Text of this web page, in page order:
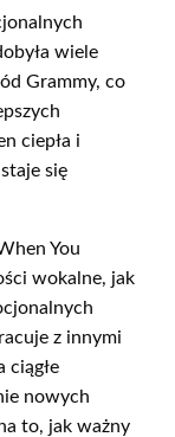
wiele
Grammy, co
ciepła i
się
You
wokalne, jak
z innymi
ciągłe
nowych
to, jak ważny